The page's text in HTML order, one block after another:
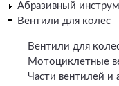
Абразивный
Вентили для колес
Вентили для
Мотоциклетные
Части вентилей и